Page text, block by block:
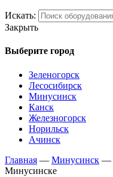
Искать:
Закрыть
Выберите город
Зеленогорск
Лесосибирск
Минусинск
Канск
Железногорск
Норильск
Ачинск
Главная — Минусинск —
Минусинске